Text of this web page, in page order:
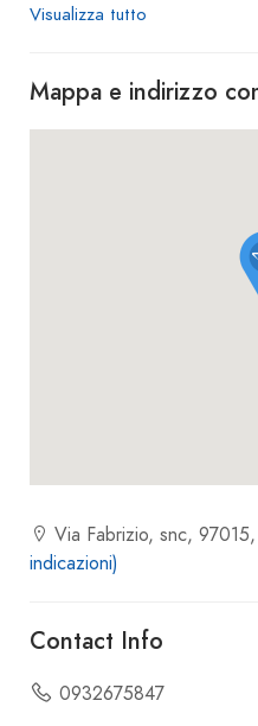
Visualizza tutto
Mappa e indirizzo
Via Fabrizio, snc,
indicazioni)
Contact Info
0932675847